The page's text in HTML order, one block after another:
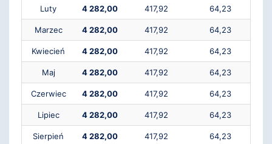
Luty 4 282,00 417,92 64,23
Marzec 4 282,00 417,92 64,23
Kwiecień 4 282,00 417,92 64,23
Maj 4 282,00 417,92 64,23
Czerwiec 4 282,00 417,92 64,23
Lipiec 4 282,00 417,92 64,23
Sierpień 4 282,00 417,92 64,23